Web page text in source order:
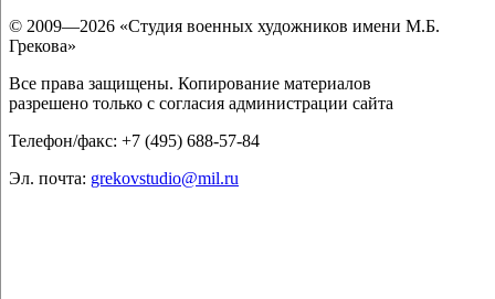
© 2009—2026 «Студия военных художников имени М.Б.
Грекова»
Все права защищены. Копирование материалов
разрешено только с согласия администрации сайта
Телефон/факс: +7 (495) 688-57-84
Эл. почта: grekovstudio@mil.ru